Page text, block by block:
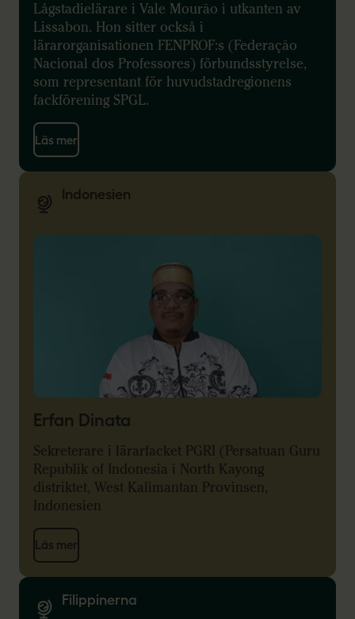
Lågstadielärare i Vale Mourão i utkanten av
Lissabon. Hon sitter också i
lärarorganisationen FENPROF:s (Federação
Nacional dos Professores) förbundsstyrelse,
som representant för huvudstadregionens
fackförening SPGL.
Läs mer
Indonesien
Erfan Dinata
Sekreterare i lärarfacket PGRI (Persatuan Guru
Republik of Indonesia i North Kayong
distriktet, West Kalimantan Provinsen,
Indonesien
Läs mer
Filippinerna